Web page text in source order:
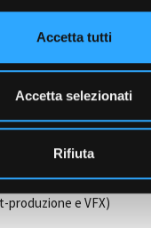
Accetta tutti
Accetta selezionati
Rifiuta
produzione e VFX)